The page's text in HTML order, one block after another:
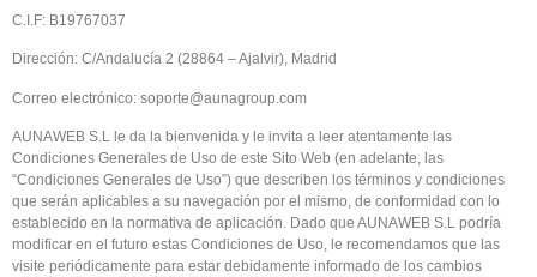
C.I.F: B19767037
Dirección: C/Andalucía 2 (28864 – Ajalvir), Madrid
Correo electrónico: soporte@aunagroup.com
AUNAWEB S.L le da la bienvenida y le invita a leer atentamente las
Condiciones Generales de Uso de este Sito Web (en adelante, las
“Condiciones Generales de Uso”) que describen los términos y condiciones
que serán aplicables a su navegación por el mismo, de conformidad con lo
establecido en la normativa de aplicación. Dado que AUNAWEB S.L podría
modificar en el futuro estas Condiciones de Uso, le recomendamos que las
visite periódicamente para estar debidamente informado de los cambios